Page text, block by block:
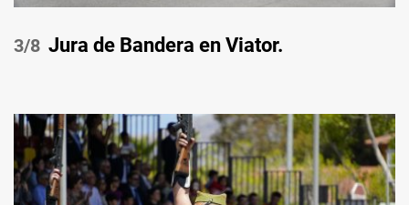
/8 Jura de Bandera en Viator.